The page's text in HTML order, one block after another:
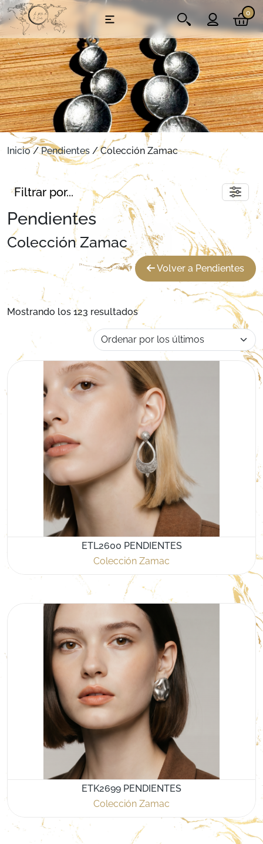
0
Inicio/Pendientes / Colección Zamac
Filtrar por...
Pendientes
Colección Zamac
Volver a Pendientes
Mostrando los 123 resultadosOrdenado por los últimos
ETL2600 PENDIENTES
Colección Zamac
ETK2699 PENDIENTES
Colección Zamac